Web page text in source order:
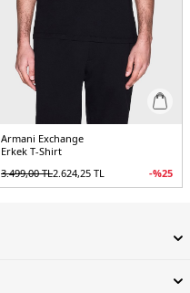
Armani Exchange
Erkek T-Shirt
3.499,00TL2.624,25 TL -%25